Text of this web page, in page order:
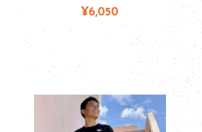
¥6,050